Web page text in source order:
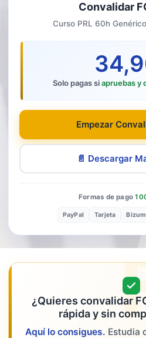
Convalidar
Curso PRL 60h
Solo pagas siapruebas y
Empezar
📄 Descargar
Formas de pago
PayPal Tarjeta Bizum
¿Quieres convalidar
rápida y sin
Aquí lo consigues. Estudia